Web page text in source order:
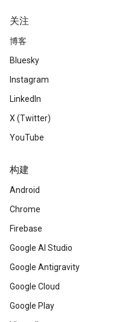
关注
博客
Bluesky
Instagram
LinkedIn
X (Twitter)
YouTube
构建
Android
Chrome
Firebase
Google AI Studio
Google Antigravity
Google Cloud
Google Play